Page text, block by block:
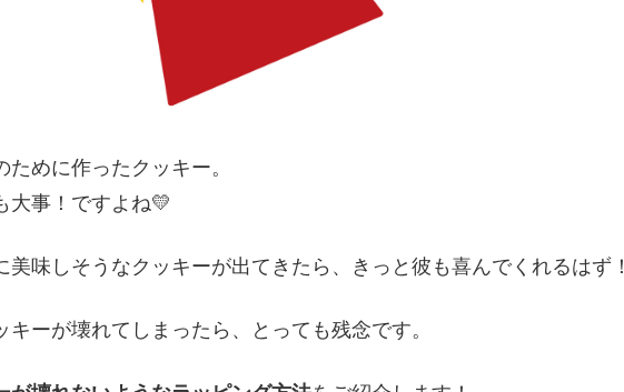
めに作ったクッキー。
大事！ですよね💛
美味しそうなクッキーが出てきたら、きっと彼も喜んでくれるはず！
ーが壊れてしまったら、とっても残念です。